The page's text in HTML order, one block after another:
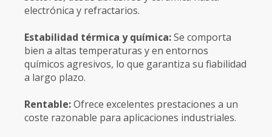
electrónica y refractarios.
Estabilidad térmica y química:Se comporta
bien a altas temperaturas y en entornos
químicos agresivos, lo que garantiza su fiabilidad
a largo plazo.
Rentable:Ofrece excelentes prestaciones a un
coste razonable para aplicaciones industriales.